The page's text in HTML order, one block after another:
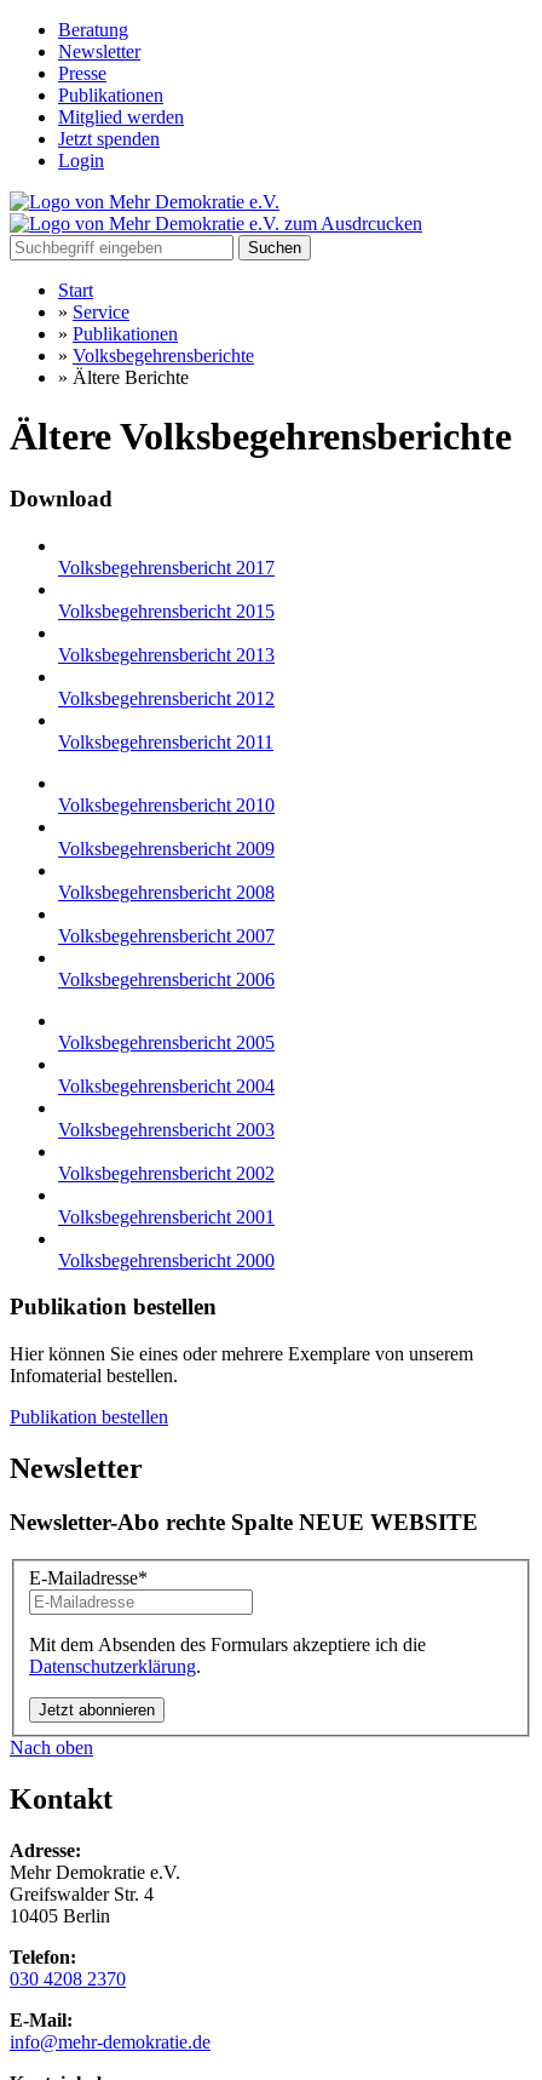
Beratung
Newsletter
Presse
Publikationen
Mitglied werden
Jetzt spenden
Login
Suchen
Start
» Service
» Publikationen
» Volksbegehrensberichte
» Ältere Berichte
Ältere Volksbegehrensberichte
Download
Volksbegehrensbericht 2017
Volksbegehrensbericht 2015
Volksbegehrensbericht 2013
Volksbegehrensbericht 2012
Volksbegehrensbericht 2011
Volksbegehrensbericht 2010
Volksbegehrensbericht 2009
Volksbegehrensbericht 2008
Volksbegehrensbericht 2007
Volksbegehrensbericht 2006
Volksbegehrensbericht 2005
Volksbegehrensbericht 2004
Volksbegehrensbericht 2003
Volksbegehrensbericht 2002
Volksbegehrensbericht 2001
Volksbegehrensbericht 2000
Publikation bestellen
Hier können Sie eines oder mehrere Exemplare von unserem
Infomaterial bestellen.
Publikation bestellen
Newsletter
Newsletter-Abo rechte Spalte NEUE WEBSITE
E-Mailadresse*
Mit dem Absenden des Formulars akzeptiere ich die
Datenschutzerklärung.
Nach oben
Kontakt
Adresse:
Mehr Demokratie e.V.
Greifswalder Str. 4
10405 Berlin
Telefon:
030 4208 2370
E-Mail:
info@mehr-demokratie.de